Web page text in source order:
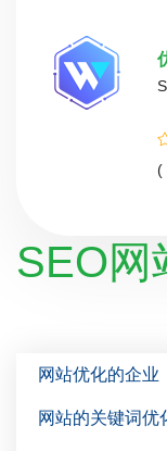
(
SEO网
网站优化的企业
网站的关键词优